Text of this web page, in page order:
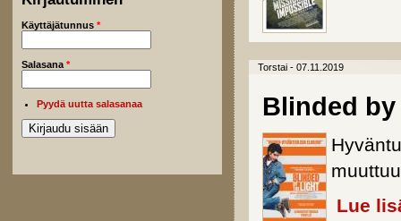
Käyttäjätunnus *
Salasana *
Pyydä uutta salasanaa
Torstai - 07.11.2019
Blinded
Lue